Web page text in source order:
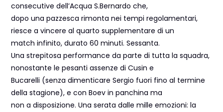
consecutive dell’Acqua S.Bernardo che,
dopo una pazzesca rimonta nei tempi regolamentari,
riesce a vincere al quarto supplementare di un
match infinito, durato 60 minuti. Sessanta.
Una strepitosa performance da parte di tutta la squadra,
nonostante le pesanti assenze di Cusin e
Bucarelli (senza dimenticare Sergio fuori fino al termine
della stagione), e con Boev in panchina ma
non a disposizione. Una serata dalle mille emozioni: la